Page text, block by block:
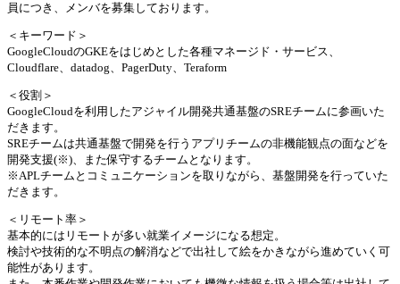
員につき、メンバを募集しております。
＜キーワード＞
GoogleCloudのGKEをはじめとした各種マネージド・サービス、
Cloudflare、datadog、PagerDuty、Teraform
＜役割＞
GoogleCloudを利用したアジャイル開発共通基盤のSREチームに参画いた
だきます。
SREチームは共通基盤で開発を行うアプリチームの非機能観点の面などを
開発支援(※)、また保守するチームとなります。
※APLチームとコミュニケーションを取りながら、基盤開発を行っていた
だきます。
＜リモート率＞
基本的にはリモートが多い就業イメージになる想定。
検討や技術的な不明点の解消などで出社して絵をかきながら進めていく可
能性があります。